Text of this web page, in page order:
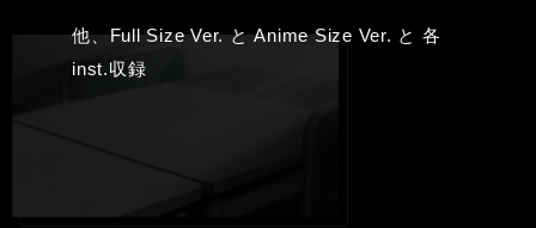
他、Full Size Ver. と Anime Size Ver. と 各
inst.収録